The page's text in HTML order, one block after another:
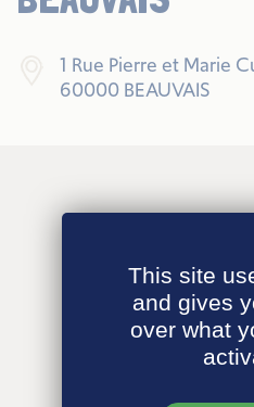
1 Rue Pierre et Marie
60000 BEAUVAIS
This site
and gives
over what